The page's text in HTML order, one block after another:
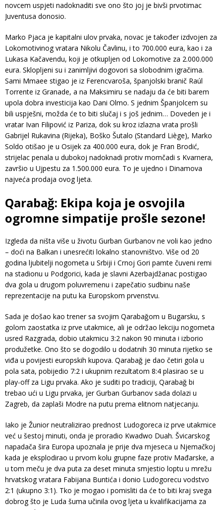
novcem uspjeti nadoknaditi sve ono što joj je bivši prvotimac
Juventusa donosio.
Marko Pjaca je kapitalni ulov prvaka, novac je također izdvojen za
Lokomotivinog vratara Nikolu Čavlinu, i to 700.000 eura, kao i za
Lukasa Kačavendu, koji je otkupljen od Lokomotive za 2.000.000
eura. Sklopljeni su i zanimljivi dogovori sa slobodnim igračima.
Sami Mmaee stigao je iz Ferencvaroša, španjolski branič Raúl
Torrente iz Granade, a na Maksimiru se nadaju da će biti barem
upola dobra investicija kao Dani Olmo. S jednim Španjolcem su
bili uspješni, možda će to biti slučaj i s još jednim… Doveden je i
vratar Ivan Filipović iz Pariza, dok su kroz izlazna vrata prošli
Gabrijel Rukavina (Rijeka), Boško Šutalo (Standard Liège), Marko
Soldo otišao je u Osijek za 400.000 eura, dok je Fran Brodić,
strijelac penala u dubokoj nadoknadi protiv momčadi s Kvarnera,
završio u Ujpestu za 1.500.000 eura. To je ujedno i Dinamova
najveća prodaja ovog ljeta.
Qarabağ: Ekipa koja je osvojila
ogromne simpatije prošle sezone!
Izgleda da ništa više u životu Gurban Gurbanov ne voli kao jedno
– doći na Balkan i unesrećiti lokalno stanovništvo. Više od 20
godina ljubitelji nogometa u Srbiji i Crnoj Gori pamte čuveni remi
na stadionu u Podgorici, kada je slavni Azerbajdžanac postigao
dva gola u drugom poluvremenu i zapečatio sudbinu naše
reprezentacije na putu ka Europskom prvenstvu.
Sada je došao kao trener sa svojim Qarabağom u Bugarsku, s
golom zaostatka iz prve utakmice, ali je održao lekciju nogometa
usred Razgrada, dobio utakmicu 3:2 nakon 90 minuta i izborio
produžetke. Ono što se dogodilo u dodatnih 30 minuta rijetko se
viđa u povijesti europskih kupova. Qarabağ je dao četiri gola u
pola sata, pobijedio 7:2 i ukupnim rezultatom 8:4 plasirao se u
play-off za Ligu prvaka. Ako je suditi po tradiciji, Qarabağ bi
trebao ući u Ligu prvaka, jer Gurban Gurbanov sada dolazi u
Zagreb, da zaplaši Modre na putu prema elitnom natjecanju.
Iako je Žunior neutralizirao prednost Ludogoreca iz prve utakmice
već u šestoj minuti, onda je proradio Kwadwo Duah. Švicarskog
napadača šira Europa upoznala je prije dva mjeseca u Njemačkoj
kada je eksplodirao u prvom kolu grupne faze protiv Mađarske, a
u tom meču je dva puta za deset minuta smjestio loptu u mrežu
hrvatskog vratara Fabijana Buntića i donio Ludogorecu vodstvo
2:1 (ukupno 3:1). Tko je mogao i pomisliti da će to biti kraj svega
dobrog što je Luda šuma učinila ovog ljeta u kvalifikacijama za